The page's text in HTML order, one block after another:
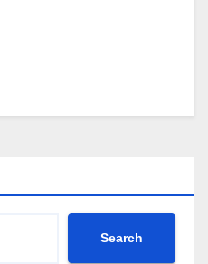
Search